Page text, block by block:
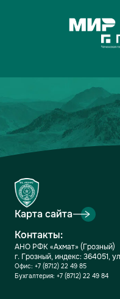
Карта сайта
Контакты:
АНО РФК «Ахмат» (Грозный)
г. Грозный, индекс: 364051,
Офис: +7 (8712) 22 49 85
Бухгалтерия: +7 (8712) 22 49 84